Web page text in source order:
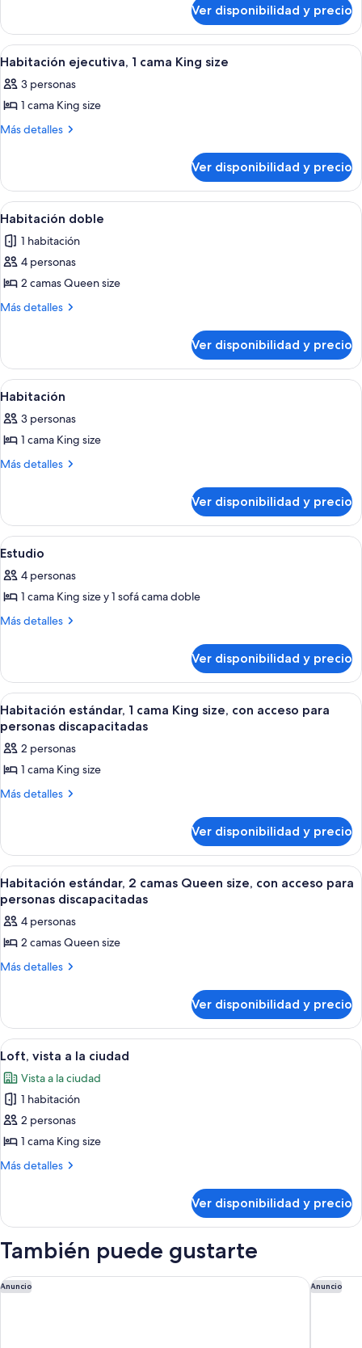
estándar
Ver disponibilidad y precio
Ver
todas
las
fotos
de
1
cama
King
size
Habitación de hotel con una cama
7
Habitación ejecutiva, 1 cama King size
3 personas
1 cama King size
Más detalles
Más
ejecutiva,
cama
size
Ver disponibilidad y precio
Ver
todas
las
fotos
de
Habitación
Una habitación de hotel con dos
6
Habitación doble
1 habitación
4 personas
2 camas Queen size
Más detalles
Más
doble
Ver disponibilidad y precio
Ver
todas
las
fotos
de
Habitación de hotel con una cama
7
Habitación
3 personas
1 cama King size
Más detalles
Más
Ver disponibilidad y precio
Ver
todas
las
fotos
de
Habitación de hotel con una cama
7
Estudio
4 personas
1 cama King size y 1 sofá cama doble
Más detalles
Más
Ver disponibilidad y precio
Ver
todas
las
fotos
de
Habitación
cama
King
size,
con
acceso
para
personas
Habitación de hotel con una cama
7
Habitación estándar, 1 cama King size, con acceso para
personas discapacitadas
2 personas
1 cama King size
Más detalles
Más
estándar,
cama
King
size,
con
acceso
personas
Ver disponibilidad y precio
Ver
todas
las
fotos
de
Habitación
camas
Queen
size,
con
acceso
para
personas
discapacitadas
Una habitación de hotel con dos
7
Habitación estándar, 2 camas Queen size, con acceso para
personas discapacitadas
4 personas
2 camas Queen size
Más detalles
Más
estándar,
camas
size,
con
acceso
para
personas
Ver disponibilidad y precio
Ver
todas
las
fotos
de
Loft,
vista
ciudad
Sábanas italianas Frette, ropa de
1
Loft, vista a la ciudad
Vista a la ciudad
1 habitación
2 personas
1 cama King size
Más detalles
Más
vista
Ver disponibilidad y precio
También puede gustarte
Anuncio
Hampton Inn Boston Natick Anuncio